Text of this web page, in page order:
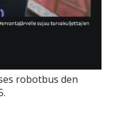
robotbus den